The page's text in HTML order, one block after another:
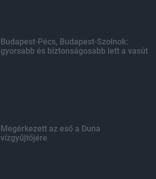
Budapest-Pécs, Budapest-Szolnok:
gyorsabb és biztonságosabb lett a vasút
Megérkezett az eső a Duna
vízgyűjtőjére